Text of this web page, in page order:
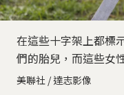
在這些十字架上都標
們的胎兒，而這些女
美聯社 / 達志影像